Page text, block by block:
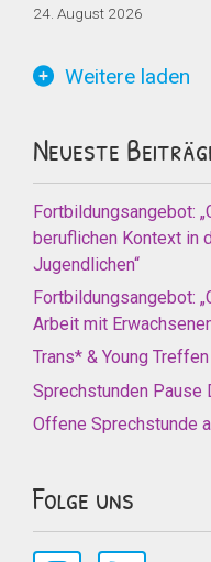
24. August 2026
Weitere laden
Neueste
Fortbildungsangebot:
beruflichen Kontext in
Jugendlichen“
Fortbildungsangebot:
Arbeit mit
Trans* & Young Treffen
Sprechstunden Pause
Offene Sprechstunde
Folge uns